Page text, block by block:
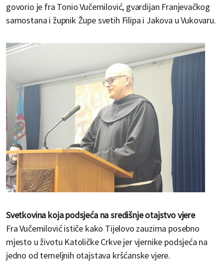
govorio je fra Tonio Vučemilović, gvardijan Franjevačkog
samostana i župnik Župe svetih Filipa i Jakova u Vukovaru.
Svetkovina koja podsjeća na središnje otajstvo vjere
Fra Vučemilović ističe kako Tijelovo zauzima posebno
mjesto u životu Katoličke Crkve jer vjernike podsjeća na
jedno od temeljnih otajstava kršćanske vjere.